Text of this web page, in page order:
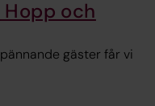
och
gäster får vi